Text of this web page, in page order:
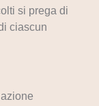
si prega di
ciascun